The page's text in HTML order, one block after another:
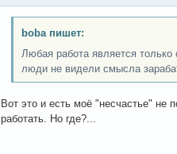
boba пишет:
Любая работа является только
люди не видели смысла
Вот это и есть моё "несчастье" не
работать. Но где?...